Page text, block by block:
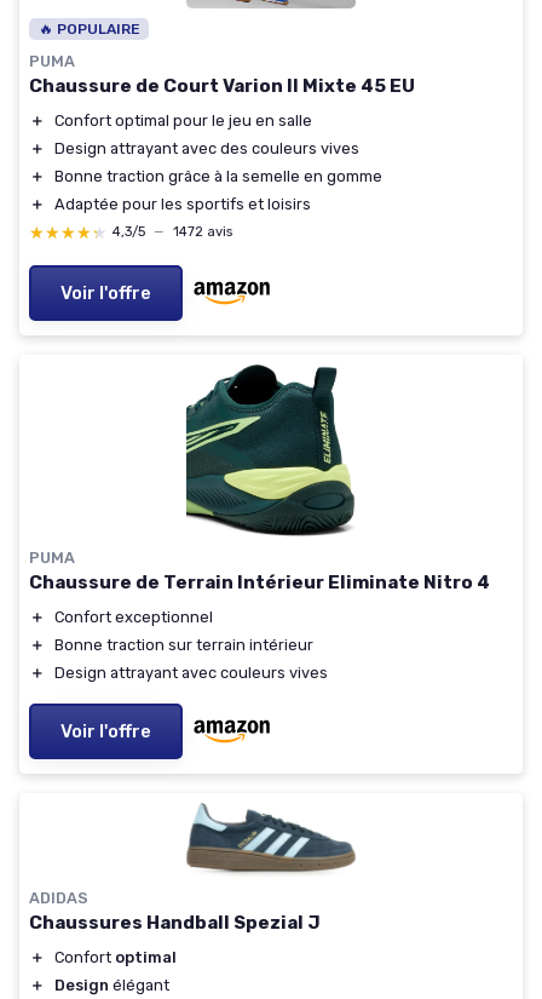
🔥 POPULAIRE
PUMA
Chaussure de Court Varion II Mixte 45 EU
＋
Confort optimal pour le jeu en salle
＋
Design attrayant avec des couleurs vives
＋
Bonne traction grâce à la semelle en gomme
＋
Adaptée pour les sportifs et loisirs
★★★★★
★★★★★ 4,3/5 — 1472 avis
Voir l'offre
PUMA
Chaussure de Terrain Intérieur Eliminate Nitro 4
＋
Confort exceptionnel
＋
Bonne traction sur terrain intérieur
＋
Design attrayant avec couleurs vives
Voir l'offre
ADIDAS
Chaussures Handball Spezial J
＋ Confort optimal
＋
Design élégant